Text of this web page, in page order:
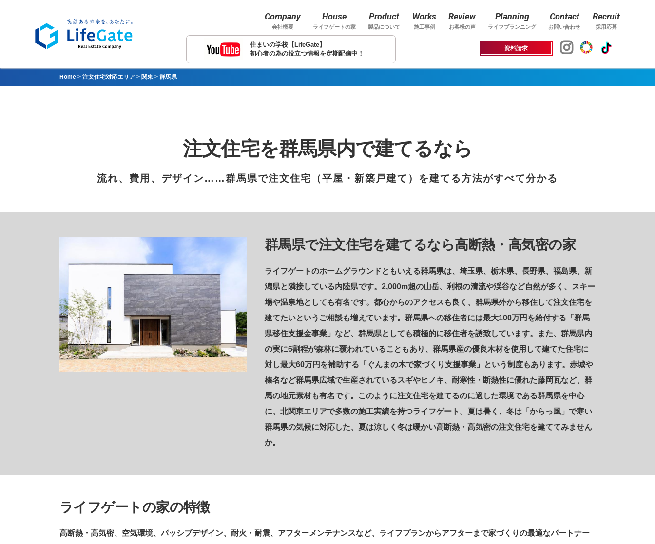
Company
会社概要
House
ライフゲートの家
Product
製品について
Works
施工事例
Review
お客様の声
Planning
ライフプランニング
Contact
お問い合わせ
Recruit
採用応募
資料請求
住まいの学校【LifeGate】
初心者の為の役立つ情報を定期配信中！
Home > 注文住宅対応エリア > 関東 > 群馬県
注文住宅を群馬県内で建てるなら
流れ、費用、デザイン……群馬県で注文住宅（平屋・新築戸建て）を建てる方法がすべて分かる
群馬県で注文住宅を建てるなら高断熱・高気密の家
ライフゲートのホームグラウンドともいえる群馬県は、埼玉県、栃木県、長野県、福島県、新
潟県と隣接している内陸県です。2,000m超の山岳、利根の清流や渓谷など自然が多く、スキー
場や温泉地としても有名です。都心からのアクセスも良く、群馬県外から移住して注文住宅を
建てたいというご相談も増えています。群馬県への移住者には最大100万円を給付する「群馬
県移住支援金事業」など、群馬県としても積極的に移住者を誘致しています。また、群馬県内
の実に6割程が森林に覆われていることもあり、群馬県産の優良木材を使用して建てた住宅に
対し最大60万円を補助する「ぐんまの木で家づくり支援事業」という制度もあります。赤城や
榛名など群馬県広域で生産されているスギやヒノキ、耐寒性・断熱性に優れた藤岡瓦など、群
馬の地元素材も有名です。このように注文住宅を建てるのに適した環境である群馬県を中心
に、北関東エリアで多数の施工実績を持つライフゲート。夏は暑く、冬は「からっ風」で寒い
群馬県の気候に対応した、夏は涼しく冬は暖かい高断熱・高気密の注文住宅を建ててみません
か。
ライフゲートの家の特徴
高断熱・高気密、空気環境、パッシブデザイン、耐火・耐震、アフターメンテナンスなど、ライフプランからアフターまで家づくりの最適なパートナー